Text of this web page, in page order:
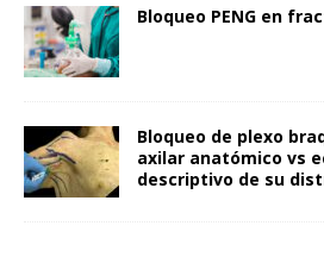
Bloqueo PENG en
Bloqueo de plexo
axilar anatómico vs
descriptivo de su